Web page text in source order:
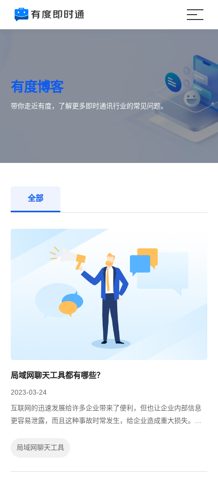
有度博客
带你走近有度，了解更多即时通讯行业的常见问题。
全部
局域网聊天工具都有哪些？
2023-03-24
互联网的迅速发展给许多企业带来了便利，但也让企业内部信息
更容易泄露，而且这种事故时常发生，给企业造成重大损失。不
域网办公后，企业内部沟通协作的需...
局域网聊天工具